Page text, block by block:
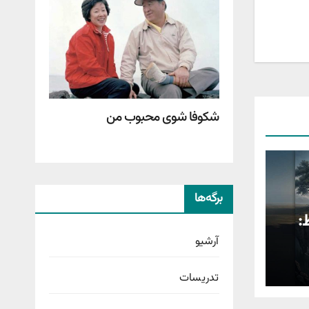
شکوفا شوی محبوب من
برگه‌ها
آرشیو
تدریسات